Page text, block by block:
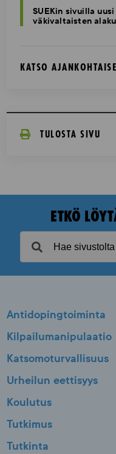
SUEKin sivuilla
väkivaltaisten
KATSO
TULOSTA SIVU
ETKÖ
Antidopingtoiminta
Kilpailumanipulaatio
Katsomoturvallisuus
Urheilun eettisyys
Koulutus
Tutkimus
Tutkinta